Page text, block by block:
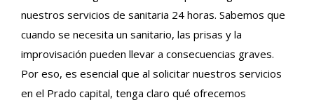
nuestros servicios de sanitaria 24 horas. Sabemos que
cuando se necesita un sanitario, las prisas y la
improvisación pueden llevar a consecuencias graves.
Por eso, es esencial que al solicitar nuestros servicios
en el Prado capital, tenga claro qué ofrecemos